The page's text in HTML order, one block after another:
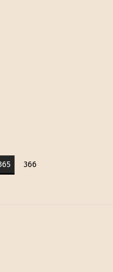
366